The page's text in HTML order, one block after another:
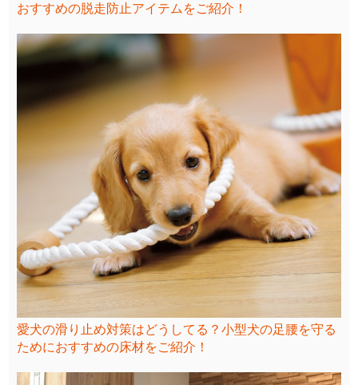
おすすめの脱走防止アイテムをご紹介！
愛犬の滑り止め対策はどうしてる？小型犬の足腰を守る
ためにおすすめの床材をご紹介！